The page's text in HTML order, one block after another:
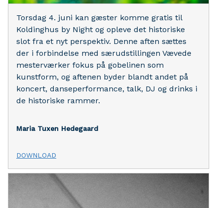
Torsdag 4. juni kan gæster komme gratis til
Koldinghus by Night og opleve det historiske
slot fra et nyt perspektiv. Denne aften sættes
der i forbindelse med særudstillingen Vævede
mesterværker fokus på gobelinen som
kunstform, og aftenen byder blandt andet på
koncert, danseperformance, talk, DJ og drinks i
de historiske rammer.
Maria Tuxen Hedegaard
DOWNLOAD